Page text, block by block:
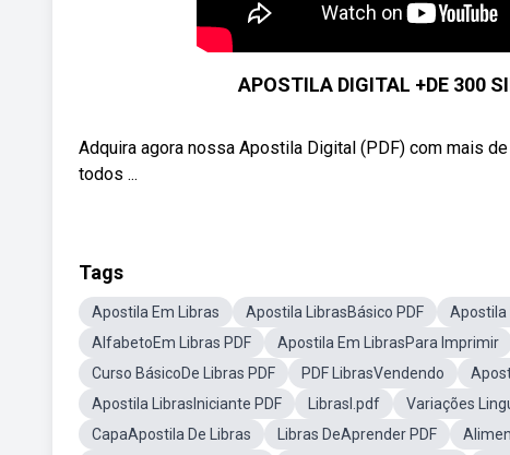
APOSTILA DIGITAL +DE 300
Adquira agora nossa Apostila Digital (PDF) com mais
todos ...
Tags
Apostila Em Libras Apostila LibrasBásico PDF Apostila
AlfabetoEm Libras PDF
Apostila Em LibrasPara Imprimir
Curso BásicoDe Libras PDF
PDF LibrasVendendo
Apostila LibrasIniciante PDF
LibrasI.pdf Variações
CapaApostila De Libras
Libras DeAprender PDF